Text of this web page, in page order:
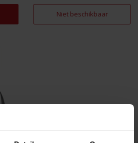
Niet beschikbaar